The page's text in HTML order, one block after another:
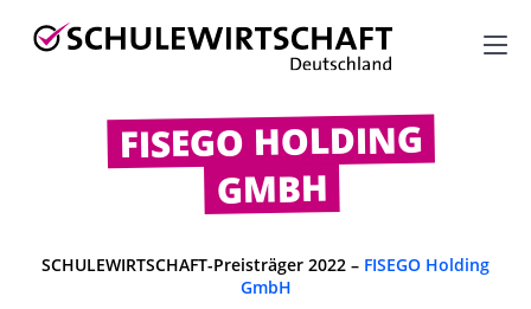
FISEGO HOLDING
GMBH
SCHULEWIRTSCHAFT-Preisträger 2022 – FISEGO Holding
GmbH